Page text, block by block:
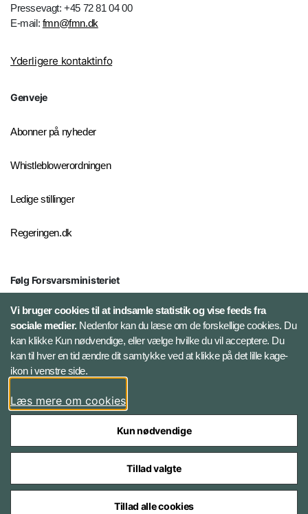
Pressevagt: +45 72 81 04 00
E-mail: fmn@fmn.dk
Yderligere kontaktinfo
Genveje
Abonner på nyheder
Whistleblowerordningen
Ledige stillinger
Regeringen.dk
Følg Forsvarsministeriet
X
LinkedIn
Instagram
Styrelser og myndigheder under Forsvarsministeriet
Vi bruger cookies til at indsamle statistik og vise feeds fra
sociale medier.Nedenfor kan du læse om de forskellige cookies. Du
kan klikke Kun nødvendige, eller vælge hvilke du vil acceptere. Du
kan til hver en tid ændre dit samtykke ved at klikke på det lille kage-
ikon i venstre side.
Læs mere om cookies
Kun nødvendige
Tillad valgte
Tillad alle cookies